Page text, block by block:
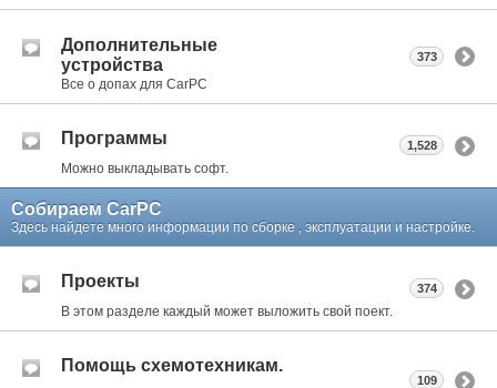
Дополнительные
устройства
Все о допах для CarPC
373
Программы
Можно выкладывать софт.
1,528
Собираем CarPC
Здесь найдете много информации по сборке , эксплуатации и настройке.
Проекты
В этом разделе каждый может выложить свой поект.
374
Помощь схемотехникам.
109